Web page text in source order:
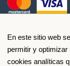
En este sitio web
permitir y
cookies analíticas